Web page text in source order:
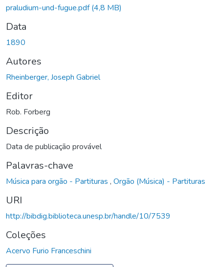
praludium-und-fugue.pdf(4,8 MB)
Data
1890
Autores
Rheinberger, Joseph Gabriel
Editor
Rob. Forberg
Descrição
Data de publicação provável
Palavras-chave
Música para orgão - Partituras , Orgão (Música) - Partituras
URI
http://bibdig.biblioteca.unesp.br/handle/10/7539
Coleções
Acervo Furio Franceschini